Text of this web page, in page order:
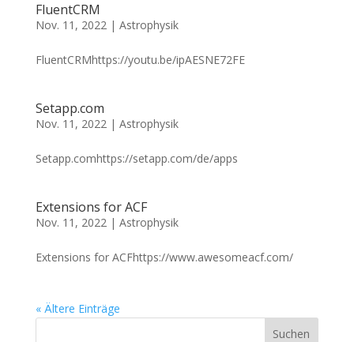
FluentCRM
Nov. 11, 2022| Astrophysik
FluentCRMhttps://youtu.be/ipAESNE72FE
Setapp.com
Nov. 11, 2022| Astrophysik
Setapp.comhttps://setapp.com/de/apps
Extensions for ACF
Nov. 11, 2022| Astrophysik
Extensions for ACFhttps://www.awesomeacf.com/
« Ältere Einträge
Suchen